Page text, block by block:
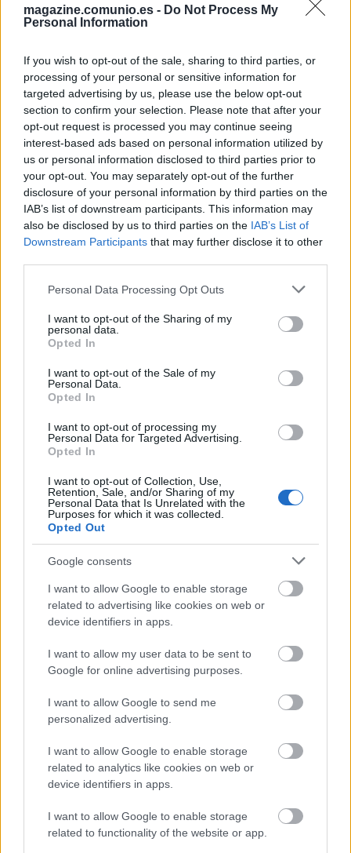
magazine.comunio.es - Do Not Process My
Personal Information
If you wish to opt-out of the sale, sharing to third parties, or
processing of your personal or sensitive information for
targeted advertising by us, please use the below opt-out
section to confirm your selection. Please note that after your
opt-out request is processed you may continue seeing
interest-based ads based on personal information utilized by
us or personal information disclosed to third parties prior to
your opt-out. You may separately opt-out of the further
disclosure of your personal information by third parties on the
IAB’s list of downstream participants. This information may
also be disclosed by us to third parties on the IAB’s List of
Downstream Participants that may further disclose it to other
Please note that this website/app uses one or more Google
not limited to your visit or usage behaviour. You may click to
grant or deny consent to Google and its third-party tags to
use your data for below specified purposes in below Google
consent section.
Personal Data Processing Opt Outs
I want to opt-out of the Sharing of my
personal data.
Opted In
I want to opt-out of the Sale of my
Personal Data.
Opted In
I want to opt-out of processing my
Personal Data for Targeted Advertising.
Opted In
I want to opt-out of Collection, Use,
Retention, Sale, and/or Sharing of my
Personal Data that Is Unrelated with the
Purposes for which it was collected.
Opted Out
Google consents
I want to allow Google to enable storage
related to advertising like cookies on web or
device identifiers in apps.
I want to allow my user data to be sent to
Google for online advertising purposes.
I want to allow Google to send me
personalized advertising.
I want to allow Google to enable storage
related to analytics like cookies on web or
device identifiers in apps.
I want to allow Google to enable storage
related to functionality of the website or app.
Mendilibar parece que ha encontrado su pareja de centrales
alinear en la jornada 5 a Esteban Burgos y Paulo Oliveira,
el conjunto armero ha conseguido 7 de los últimos 9 puntos
posibles, encajando únicamente un gol.
Este buen rendimiento defensivo está viéndose en las
puntuaciones de Burgos, quien es el cuarto mejor defensa
de las tres últimas jornadas con 23 puntos, 7.67 de media.
Un defensa cuyo valor de mercado va al alza y que tiene, a
priori, un calendario para seguir sumando puntos ante dos
equipos a los que les cuesta ver puerta como Cádiz y
Huesca.
Colista: ¿Qué le pasa al Valladolid?
un mal inicio de temporada y es
año tranquilo, pero los resultados
análisis del rendimiento del
Valladolid y su posible repercusión
Ángel Montoro (Granada, centrocampista, 2.770.000)
El mediocentro del Granada ha sido titular en las dos
últimas jornadas, en las que ha anotado un gol de penalti y
sumado 15 puntos en total (7,5 de media). Además, en los
cuatro partidos que ha disputado este curso, acumula 28
puntos y no ha bajado del 6 en ninguno de ellos.
Su valor de mercado es inferior a los 3 millones de euros. Si
no se lesiona tanto como el año pasado, un jugador muy
juegue.
Rubén Rochina (Levante, centrocampista, 2.150.000)
El talentoso medio del Levante ha vuelto con fuerza a las
muscular, siendo titular en los dos últimos encuentros y
sumando un total de 12 puntos, con una media SofaScore